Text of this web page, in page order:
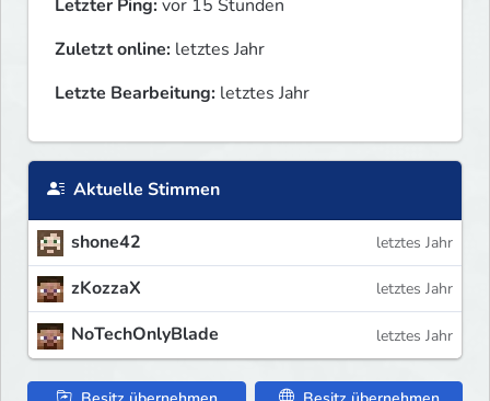
Letzter Ping:vor 15 Stunden
Zuletzt online: letztes Jahr
Letzte Bearbeitung: letztes Jahr
Aktuelle Stimmen
shone42 letztes Jahr
zKozzaX letztes Jahr
NoTechOnlyBlade letztes Jahr